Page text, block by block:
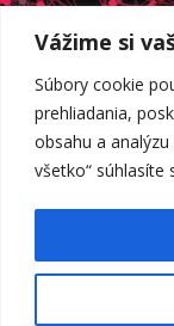
Vážime si
Súbory cookie
prehliadania,
obsahu a
všetko“ súhlasíte